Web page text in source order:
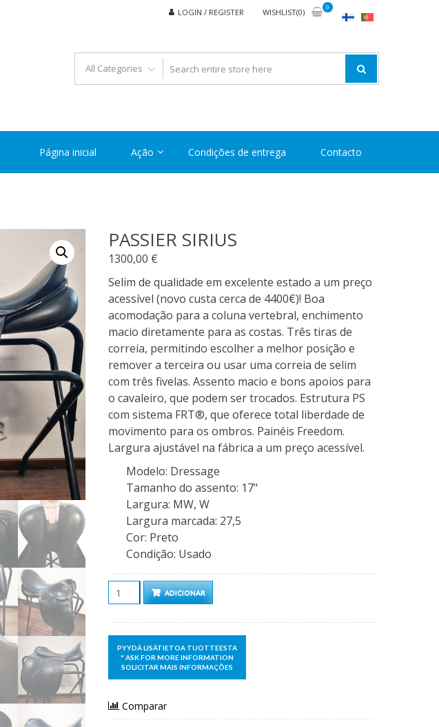
LOGIN / REGISTER WISHLIST(0)
0
Página inicial Ação Condições de entrega Contacto
PASSIER SIRIUS
1300,00 €
Selim de qualidade em excelente estado a um preço
acessível (novo custa cerca de 4400€)! Boa
acomodação para a coluna vertebral, enchimento
macio diretamente para as costas. Três tiras de
correia, permitindo escolher a melhor posição e
remover a terceira ou usar uma correia de selim
com três fivelas. Assento macio e bons apoios para
o cavaleiro, que podem ser trocados. Estrutura PS
com sistema FRT®, que oferece total liberdade de
movimento para os ombros. Painéis Freedom.
Largura ajustável na fábrica a um preço acessível.
Modelo: Dressage
Tamanho do assento: 17"
Largura: MW, W
Largura marcada: 27,5
Cor: Preto
Condição: Usado
QuantidadeADICIONAR
Comparar